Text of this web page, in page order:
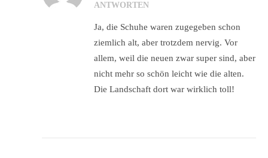
ANTWORTEN
Ja, die Schuhe waren zugegeben schon
ziemlich alt, aber trotzdem nervig. Vor
allem, weil die neuen zwar super sind, aber
nicht mehr so schön leicht wie die alten.
Die Landschaft dort war wirklich toll!